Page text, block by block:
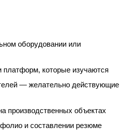
оборудовании или
которые изучаются
— желательно действующие
производственных объектах
и составлении резюме